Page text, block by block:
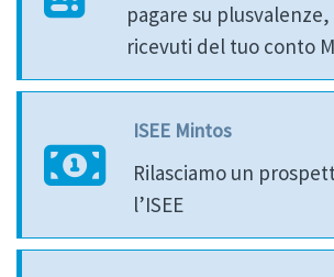
pagare su
ricevuti del tuo conto
ISEE Mintos
Rilasciamo un
l’ISEE